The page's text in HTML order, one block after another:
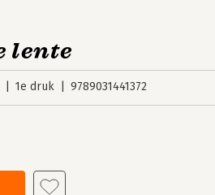
lente
1e druk 9789031441372